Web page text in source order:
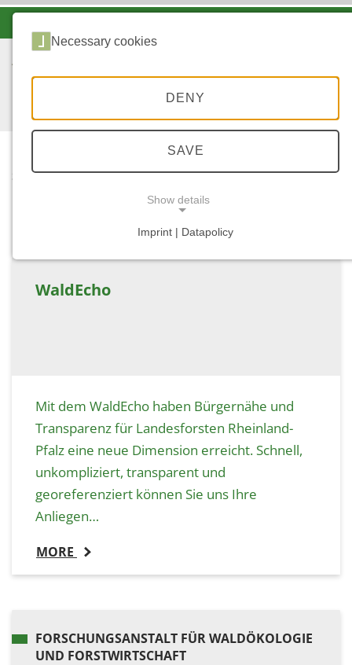
START
...
WaldEcho
Mit dem WaldEcho haben Bürgernähe und
Transparenz für Landesforsten Rheinland-
Pfalz eine neue Dimension erreicht. Schnell,
unkompliziert, transparent und
georeferenziert können Sie uns Ihre
Anliegen…
MORE
FORSCHUNGSANSTALT FÜR WALDÖKOLOGIE
UND FORSTWIRTSCHAFT
Necessary cookies
DENY
SAVE
Show details
Imprint | Datapolicy